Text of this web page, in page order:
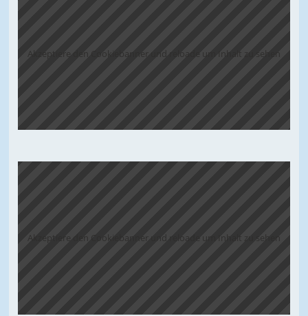
Akzeptiere den Cookiebanner und reloade um Inhalt zu sehen
Akzeptiere den Cookiebanner und reloade um Inhalt zu sehen